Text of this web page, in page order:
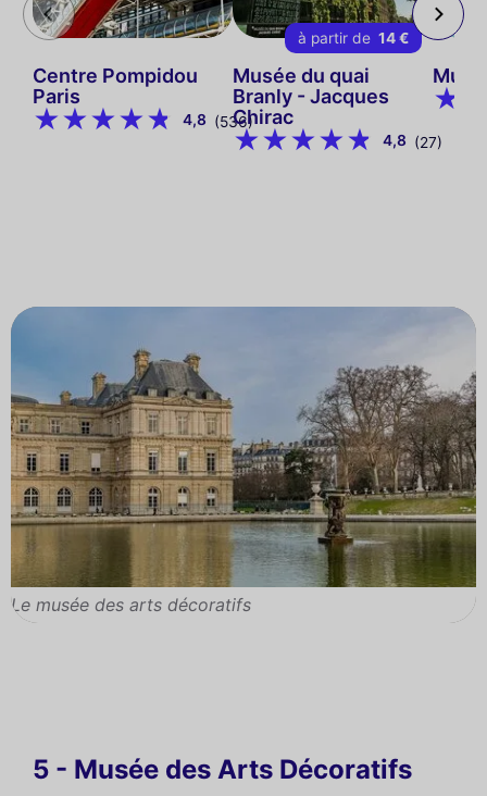
Centre Pompidou
Paris
4,8 (536)
à partir de 14 €
Musée du quai
Branly - Jacques
Chirac
4,8 (27)
Le musée des arts décoratifs
5 - Musée des Arts Décoratifs